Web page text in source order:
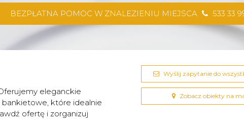
BEZPŁATNA POMOC W ZNALEZIENIU MIEJSCA 533 33
eleganckie
bankietowe, które idealnie
ofertę i zorganizuj
Wyślij zapytanie do
Zobacz obiekty na